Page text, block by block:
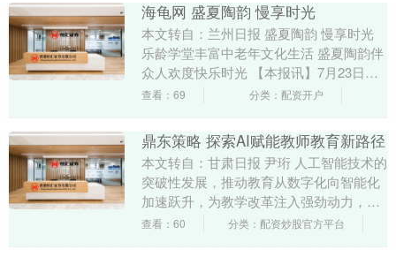
海龟网 盛夏陶韵 慢享时光
本文转自：兰州日报 盛夏陶韵 慢享时光
乐龄学堂丰富中老年文化生活 盛夏陶韵伴
众人欢度快乐时光 【本报讯】7月23日，
兰州市图书馆举办乐龄学堂——“盛夏陶
查看：69 分类：配资开户
鼎东策略 探索AI赋能教师教育新路径
本文转自：甘肃日报 尹珩 人工智能技术的
突破性发展，推动教育从数字化向智能化
加速跃升，为教学改革注入强劲动力，也
为教师专业发展开辟了全新空间。师范生
查看：60 分类：配资炒股官方平台